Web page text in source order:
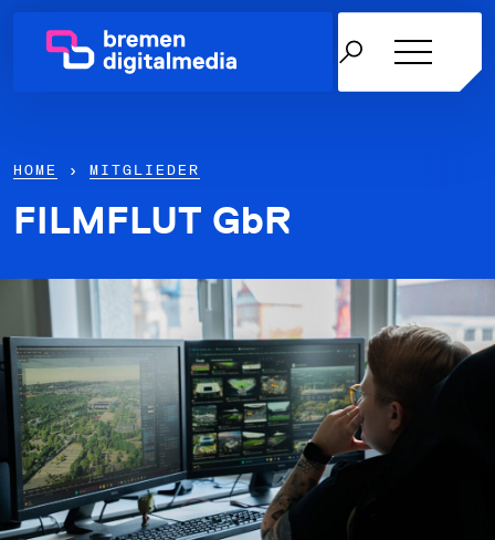
Themen
Über uns
Karriere in der IT
News & Termine
HOME ›MITGLIEDER
FILMFLUT GbR